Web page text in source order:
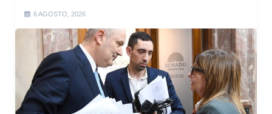
6 AGOSTO, 2026